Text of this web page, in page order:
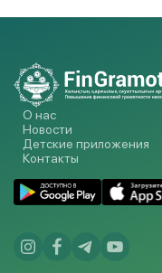
О нас
Новости
Детские приложения
Контакты